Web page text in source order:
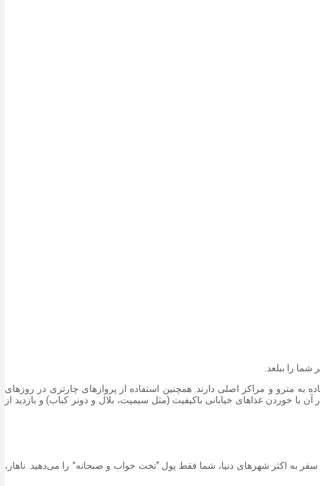
شما را ببلعد.
مترو و مراکز اصلی دارند. همچنین استفاده از پروازهای چارتری در روزهای
غذاهای خیابانی باکیفیت (مثل سیمیت، بلال و دونر کباب) و بازدید از
سفر به اکثر شهرهای دنیا، شما فقط پول “تخت خواب و صبحانه” را می‌دهید. ناهار،